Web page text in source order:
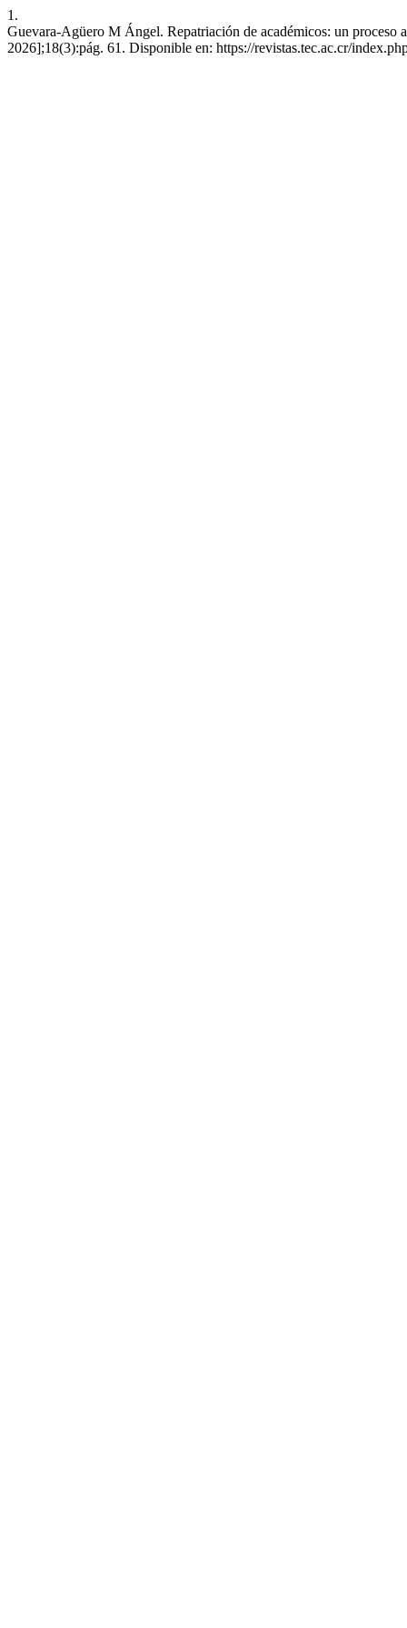
1.
Guevara-Agüero M Ángel. Repatriación de académicos: un
2026];18(3):pág. 61. Disponible en: https://revistas.tec.ac.cr/